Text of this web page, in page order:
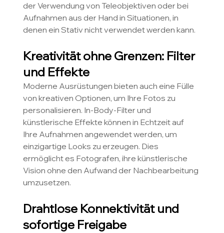
der Verwendung von Teleobjektiven oder bei
Aufnahmen aus der Hand in Situationen, in
denen ein Stativ nicht verwendet werden kann.
Kreativität ohne Grenzen: Filter
und Effekte
Moderne Ausrüstungen bieten auch eine Fülle
von kreativen Optionen, um Ihre Fotos zu
personalisieren. In-Body-Filter und
künstlerische Effekte können in Echtzeit auf
Ihre Aufnahmen angewendet werden, um
einzigartige Looks zu erzeugen. Dies
ermöglicht es Fotografen, ihre künstlerische
Vision ohne den Aufwand der Nachbearbeitung
umzusetzen.
Drahtlose Konnektivität und
sofortige Freigabe